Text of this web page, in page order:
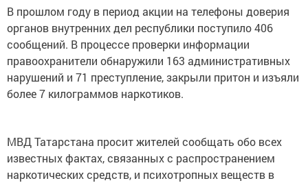
В прошлом году в период акции на телефоны доверия
органов внутренних дел республики поступило 406
сообщений. В процессе проверки информации
правоохранители обнаружили 163 административных
нарушений и 71 преступление, закрыли притон и изъяли
более 7 килограммов наркотиков.
МВД Татарстана просит жителей сообщать обо всех
известных фактах, связанных с распространением
наркотических средств, и психотропных веществ в